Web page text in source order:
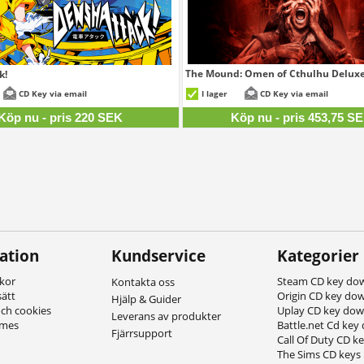
CD Key via email
nu - pris 220 SEK
The Mound: Omen of Cthulhu
I lager CD Key via email
Köp nu - pris 453,75
cookies
Kundservice
Kontakta oss
Hjälp & Guider
Leverans av produkter
Fjärrsupport
Kategorier
Steam CD key
Origin CD key
Uplay CD key
Battle.net Cd key
Call Of Duty CD
The Sims CD keys